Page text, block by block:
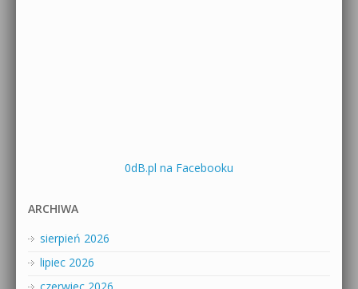
0dB.pl na Facebooku
ARCHIWA
sierpień 2026
lipiec 2026
czerwiec 2026